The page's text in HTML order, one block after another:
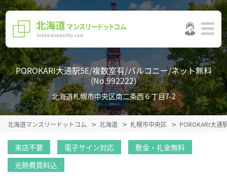
POROKARI大通駅5E/複数室有/バルコニー/ネット無料
(No.992222)
北海道札幌市中央区南二条西６丁目7-2
北海道マンスリードットコム 北海道 札幌市中央区 POROKARI大通
来店不要 電子サイン対応
敷金・礼金無料
光熱費賃料込